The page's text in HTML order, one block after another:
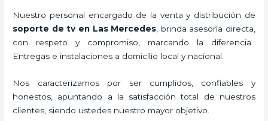
Nuestro personal encargado de la venta y distribución de
soporte de tv en Las Mercedes, brinda asesoría directa,
con respeto y compromiso, marcando la diferencia.
Entregas e instalaciones a domicilio local y nacional.
Nos caracterizamos por ser cumplidos, confiables y
honestos, apuntando a la satisfacción total de nuestros
clientes, siendo ustedes nuestro mayor objetivo.